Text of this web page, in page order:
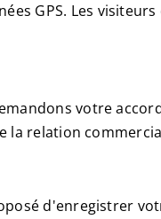
GPS. Les
votre
la relation
d'enregistrer